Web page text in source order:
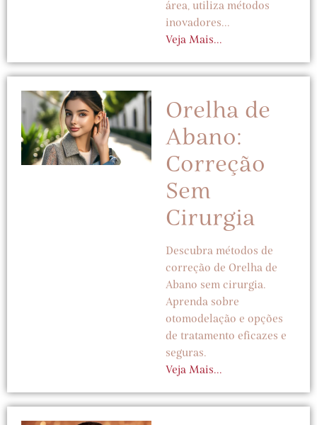
área, utiliza métodos
inovadores...
Veja Mais...
Orelha de
Abano:
Correção
Sem
Cirurgia
Descubra métodos de
correção de Orelha de
Abano sem cirurgia.
Aprenda sobre
otomodelação e opções
de tratamento eficazes e
seguras.
Veja Mais...